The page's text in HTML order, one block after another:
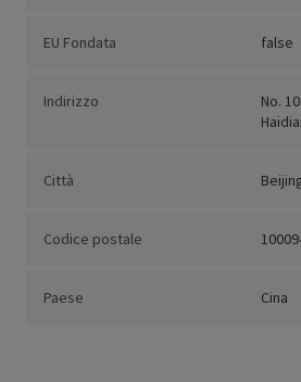
EU Fondata false
Indirizzo
No.
Città
Codice postale
Paese Cina